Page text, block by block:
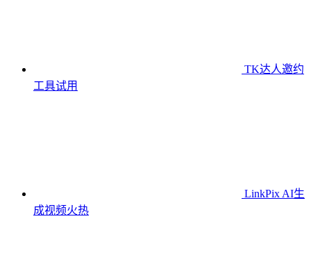
TK达人邀约
工具试用
LinkPix AI生
成视频火热